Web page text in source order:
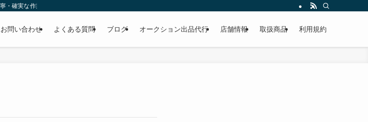
確実な作業で個人様だけでなくディーラーの外注作業もこなしています。出張対応、代車完備、見積り無料です。気軽にお問い合
お問い合わせ よくある質問 ブログ オークション出品代行 店舗情報 取扱商品 利用規約